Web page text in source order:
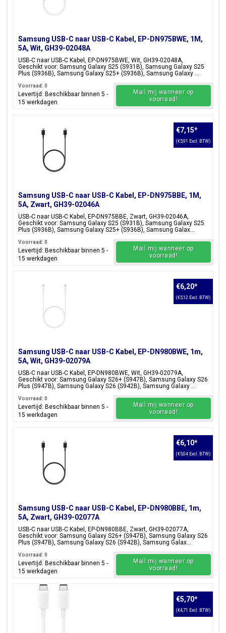
Samsung USB-C naar USB-C Kabel, EP-DN975BWE, 1M,
5A, Wit, GH39-02048A
USB-C naar USB-C Kabel, EP-DN975BWE, Wit, GH39-02048A,
Geschikt voor: Samsung Galaxy S25 (S931B), Samsung Galaxy S25
Plus (S936B), Samsung Galaxy S25+ (S936B), Samsung Galaxy ...
Voorraad: 0
Levertijd: Beschikbaar binnen 5 -
15 werkdagen
Mail mij wanneer op
voorraad!
Samsung USB-C naar USB-C Kabel, EP-DN975BBE, 1M,
5A, Zwart, GH39-02046A
USB-C naar USB-C Kabel, EP-DN975BBE, Zwart, GH39-02046A,
Geschikt voor: Samsung Galaxy S25 (S931B), Samsung Galaxy S25
Plus (S936B), Samsung Galaxy S25+ (S936B), Samsung Galax...
€7,15*
(€5,91 Excl. BTW)
Voorraad: 0
Levertijd: Beschikbaar binnen 5 -
15 werkdagen
Mail mij wanneer op
voorraad!
Samsung USB-C naar USB-C Kabel, EP-DN980BWE, 1m,
5A, Wit, GH39-02079A
USB-C naar USB-C Kabel, EP-DN980BWE, Wit, GH39-02079A,
Geschikt voor: Samsung Galaxy S26+ (S947B), Samsung Galaxy S26
Plus (S947B), Samsung Galaxy S26 (S942B), Samsung Galaxy ...
€6,20*
(€5,12 Excl. BTW)
Voorraad: 0
Levertijd: Beschikbaar binnen 5 -
15 werkdagen
Mail mij wanneer op
voorraad!
Samsung USB-C naar USB-C Kabel, EP-DN980BBE, 1m,
5A, Zwart, GH39-02077A
USB-C naar USB-C Kabel, EP-DN980BBE, Zwart, GH39-02077A,
Geschikt voor: Samsung Galaxy S26+ (S947B), Samsung Galaxy S26
Plus (S947B), Samsung Galaxy S26 (S942B), Samsung Galax...
€6,10*
(€5,04 Excl. BTW)
Voorraad: 0
Levertijd: Beschikbaar binnen 5 -
15 werkdagen
Mail mij wanneer op
voorraad!
€5,70*
(€4,71 Excl. BTW)